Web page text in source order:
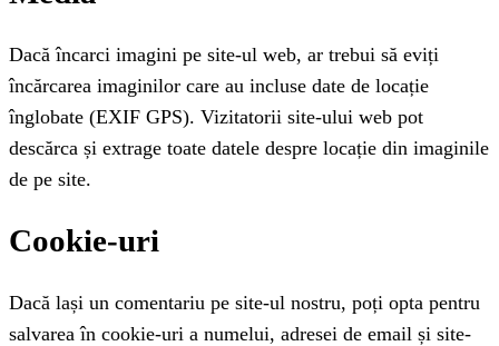
Dacă încarci imagini pe site-ul web, ar trebui să eviți
încărcarea imaginilor care au incluse date de locație
înglobate (EXIF GPS). Vizitatorii site-ului web pot
descărca și extrage toate datele despre locație din imaginile
de pe site.
Cookie-uri
Dacă lași un comentariu pe site-ul nostru, poți opta pentru
salvarea în cookie-uri a numelui, adresei de email și site-